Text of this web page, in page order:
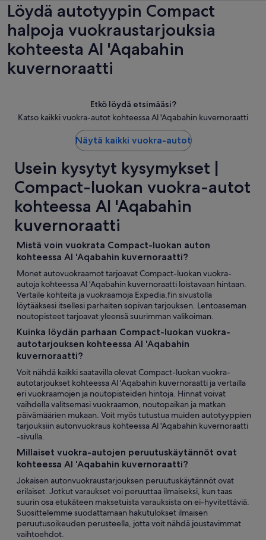
Löydä autotyypin Compact
halpoja vuokraustarjouksia
kohteesta Al 'Aqabahin
kuvernoraatti
Etkö löydä etsimääsi?
Katso kaikki vuokra-autot kohteessa Al 'Aqabahin kuvernoraatti
Näytä kaikki vuokra-autot
Usein kysytyt kysymykset |
Compact-luokan vuokra-autot
kohteessa Al 'Aqabahin
kuvernoraatti
Mistä voin vuokrata Compact-luokan auton
kohteessa Al 'Aqabahin kuvernoraatti?
Monet autovuokraamot tarjoavat Compact-luokan vuokra-
autoja kohteessa Al 'Aqabahin kuvernoraatti loistavaan hintaan.
Vertaile kohteita ja vuokraamoja Expedia.fin sivustolla
löytääksesi itsellesi parhaiten sopivan tarjouksen. Lentoaseman
noutopisteet tarjoavat yleensä suurimman valikoiman.
Kuinka löydän parhaan Compact-luokan vuokra-
autotarjouksen kohteessa Al 'Aqabahin
kuvernoraatti?
Voit nähdä kaikki saatavilla olevat Compact-luokan vuokra-
autotarjoukset kohteessa Al 'Aqabahin kuvernoraatti ja vertailla
eri vuokraamojen ja noutopisteiden hintoja. Hinnat voivat
vaihdella valitsemasi vuokraamon, noutopaikan ja matkan
päivämäärien mukaan. Voit myös tutustua muiden autotyyppien
tarjouksiin autonvuokraus kohteessa Al 'Aqabahin kuvernoraatti
-sivulla.
Millaiset vuokra-autojen peruutuskäytännöt ovat
kohteessa Al 'Aqabahin kuvernoraatti?
Jokaisen autonvuokraustarjouksen peruutuskäytännöt ovat
erilaiset. Jotkut varaukset voi peruuttaa ilmaiseksi, kun taas
suurin osa etukäteen maksetuista varauksista on ei-hyvitettäviä.
Suosittelemme suodattamaan hakutulokset ilmaisen
peruutusoikeuden perusteella, jotta voit nähdä joustavimmat
vaihtoehdot.